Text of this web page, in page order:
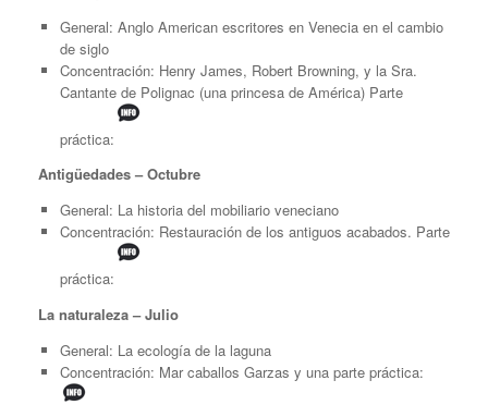
General: Anglo American escritores en Venecia en el cambio
de siglo
Concentración: Henry James, Robert Browning, y la Sra.
Cantante de Polignac (una princesa de América) Parte
práctica:
Antigüedades – Octubre
General: La historia del mobiliario veneciano
Concentración: Restauración de los antiguos acabados. Parte
práctica:
La naturaleza – Julio
General: La ecología de la laguna
Concentración: Mar caballos Garzas y una parte práctica: